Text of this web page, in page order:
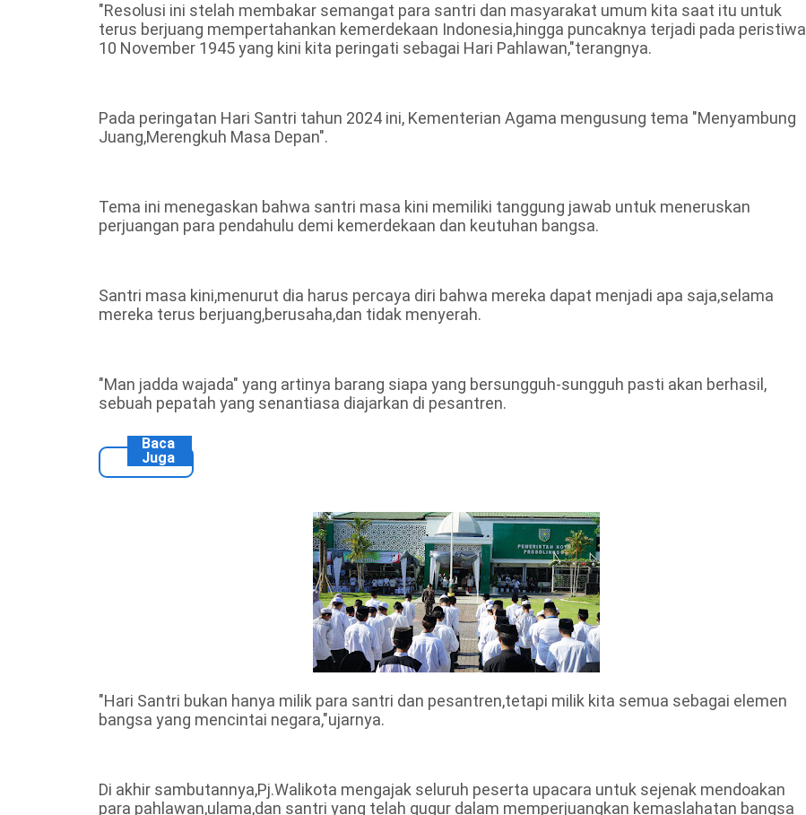
"Resolusi ini stelah membakar semangat para santri dan masyarakat umum kita saat itu untuk
terus berjuang mempertahankan kemerdekaan Indonesia,hingga puncaknya terjadi pada peristiwa
10 November 1945 yang kini kita peringati sebagai Hari Pahlawan,"terangnya.
Pada peringatan Hari Santri tahun 2024 ini, Kementerian Agama mengusung tema "Menyambung
Juang,Merengkuh Masa Depan".
Tema ini menegaskan bahwa santri masa kini memiliki tanggung jawab untuk meneruskan
perjuangan para pendahulu demi kemerdekaan dan keutuhan bangsa.
Santri masa kini,menurut dia harus percaya diri bahwa mereka dapat menjadi apa saja,selama
mereka terus berjuang,berusaha,dan tidak menyerah.
"Man jadda wajada" yang artinya barang siapa yang bersungguh-sungguh pasti akan berhasil,
sebuah pepatah yang senantiasa diajarkan di pesantren.
Baca
Juga
"Hari Santri bukan hanya milik para santri dan pesantren,tetapi milik kita semua sebagai elemen
bangsa yang mencintai negara,"ujarnya.
Di akhir sambutannya,Pj.Walikota mengajak seluruh peserta upacara untuk sejenak mendoakan
para pahlawan,ulama,dan santri yang telah gugur dalam memperjuangkan kemaslahatan bangsa